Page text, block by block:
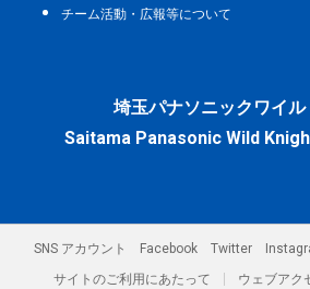
チーム活動・広報等について
埼玉パナソニックワイル
Saitama Panasonic Wild
SNS アカウント Facebook Twitter
サイトのご利用にあたって
ウェブアク